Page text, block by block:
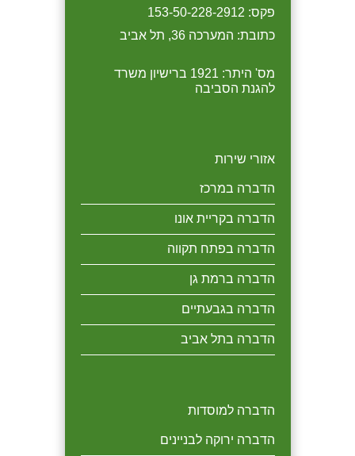
אחוז בהדברת בתי הדיירים.פקס: 153-50-228-2912
כתובת: המערכה 36, תל אביב
מס' היתר: 1921 ברישיון משרד
להגנת הסביבה
אזורי שירות
הדברה במרכז
הדברה בקריית אונו
הדברה בפתח תקווה
הדברה ברמת גן
הדברה בגבעתיים
הדברה בתל אביב
הדברה למוסדות
הדברה ירוקה לבניינים